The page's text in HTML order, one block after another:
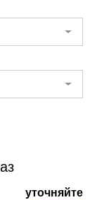
уточняйте